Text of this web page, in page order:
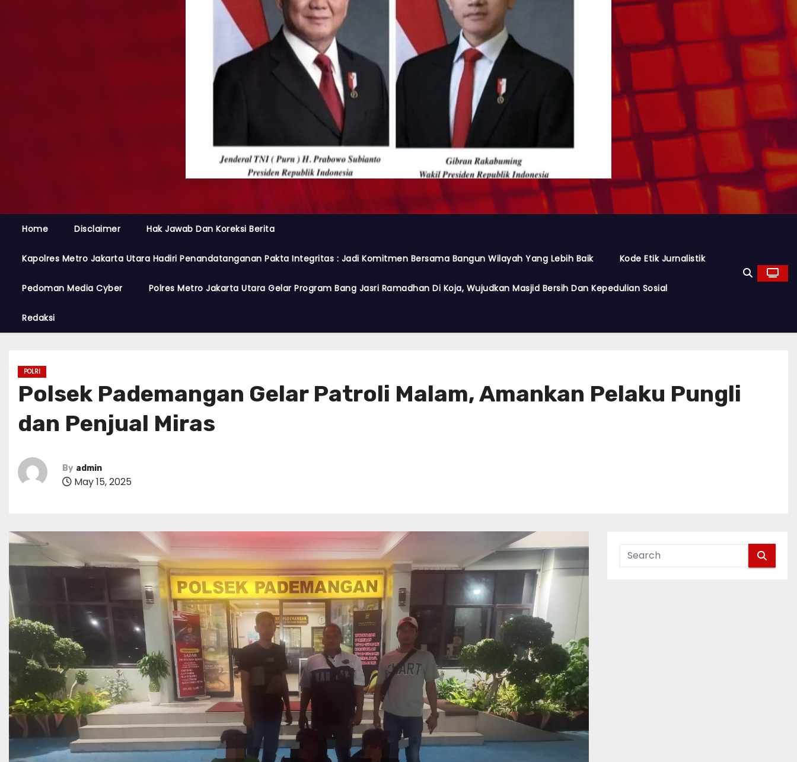
Home Disclaimer Hak Jawab Dan Koreksi Berita
Kapolres Metro Jakarta Utara Hadiri Penandatanganan Pakta Integritas : Jadi Komitmen Bersama Bangun Wilayah Yang Lebih Baik Kode Etik Jurnalistik
Pedoman Media Cyber Polres Metro Jakarta Utara Gelar Program Bang Jasri Ramadhan Di Koja, Wujudkan Masjid Bersih Dan Kepedulian Sosial
Redaksi
POLRI
Polsek Pademangan Gelar Patroli Malam, Amankan Pelaku Pungli
dan Penjual Miras
By admin
May 15, 2025